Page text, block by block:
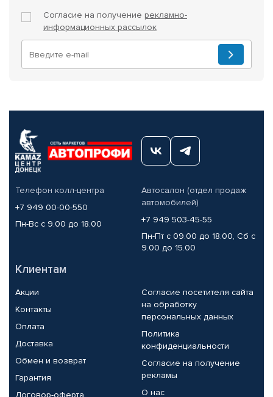
Согласие на получение рекламно-
информационных рассылок
Телефон колл-центра
+7 949 00-00-550
Пн-Вс с 9.00 до 18.00
Автосалон (отдел продаж
автомобилей)
+7 949 503-45-55
Пн-Пт с 09.00 до 18.00, Сб с
9.00 до 15.00
Клиентам
Акции
Контакты
Оплата
Доставка
Обмен и возврат
Гарантия
Договор-оферта
Согласие посетителя сайта
на обработку
персональных данных
Политика
конфиденциальности
Согласие на получение
рекламы
О нас